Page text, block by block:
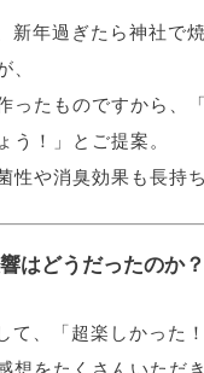
新年過ぎたら神社で
、
ったものですから、
う！」とご提案。
性や消臭効果 も長持
はどうだったのか？
て、「超楽しかった